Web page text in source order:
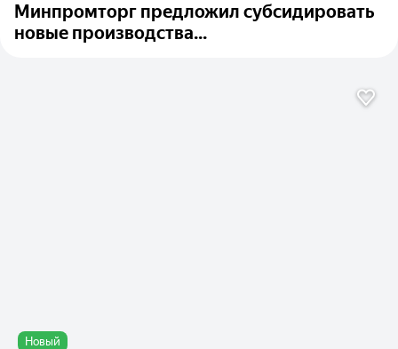
Минпромторг предложил субсидировать
новые производства...
Новый